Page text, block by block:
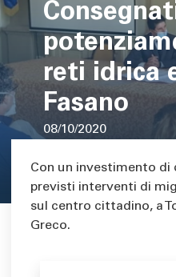
reti idrica
Fasano
08/10/2020
Area di testo
Con un investimento di
previsti interventi di
sul centro cittadino, a
Greco.